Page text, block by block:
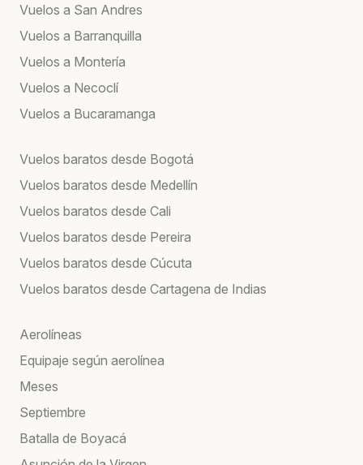
Vuelos a San Andres
Vuelos a Barranquilla
Vuelos a Montería
Vuelos a Necoclí
Vuelos a Bucaramanga
Vuelos baratos desde Bogotá
Vuelos baratos desde Medellín
Vuelos baratos desde Cali
Vuelos baratos desde Pereira
Vuelos baratos desde Cúcuta
Vuelos baratos desde Cartagena de Indias
Aerolíneas
Equipaje según aerolínea
Meses
Septiembre
Batalla de Boyacá